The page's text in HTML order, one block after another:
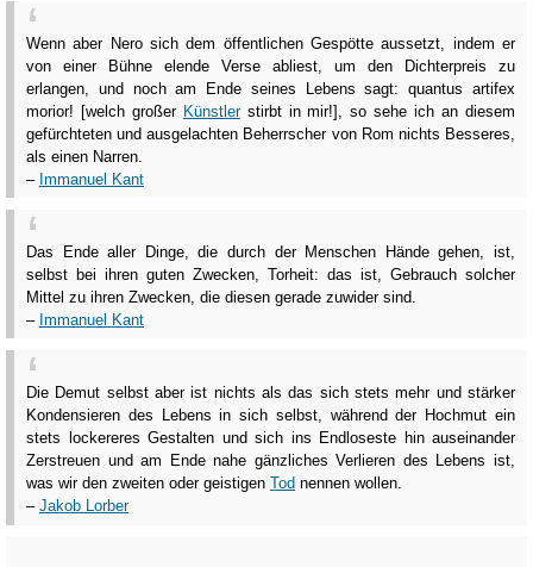
Wenn aber Nero sich dem öffentlichen Gespötte aussetzt, indem er
von einer Bühne elende Verse abliest, um den Dichterpreis zu
erlangen, und noch am Ende seines Lebens sagt: quantus artifex
morior! [welch großer Künstlerstirbt in mir!], so sehe ich an diesem
gefürchteten und ausgelachten Beherrscher von Rom nichts Besseres,
als einen Narren.
– Immanuel Kant
Das Ende aller Dinge, die durch der Menschen Hände gehen, ist,
selbst bei ihren guten Zwecken, Torheit: das ist, Gebrauch solcher
Mittel zu ihren Zwecken, die diesen gerade zuwider sind.
– Immanuel Kant
Die Demut selbst aber ist nichts als das sich stets mehr und stärker
Kondensieren des Lebens in sich selbst, während der Hochmut ein
stets lockereres Gestalten und sich ins Endloseste hin auseinander
Zerstreuen und am Ende nahe gänzliches Verlieren des Lebens ist,
was wir den zweiten oder geistigen Tod nennen wollen.
– Jakob Lorber